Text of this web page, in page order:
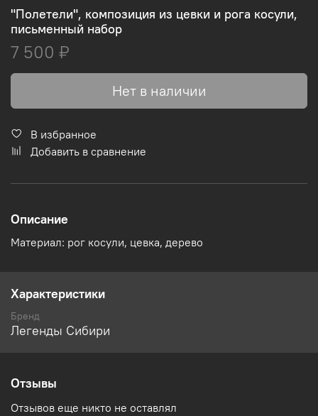
"Полетели", композиция из цевки и рога косули,
письменный набор
7 500 ₽
Нет в наличии
В избранное
Добавить в сравнение
Описание
Материал: рог косули, цевка, дерево
Характеристики
Бренд
Легенды Сибири
Отзывы
Отзывов еще никто не оставлял